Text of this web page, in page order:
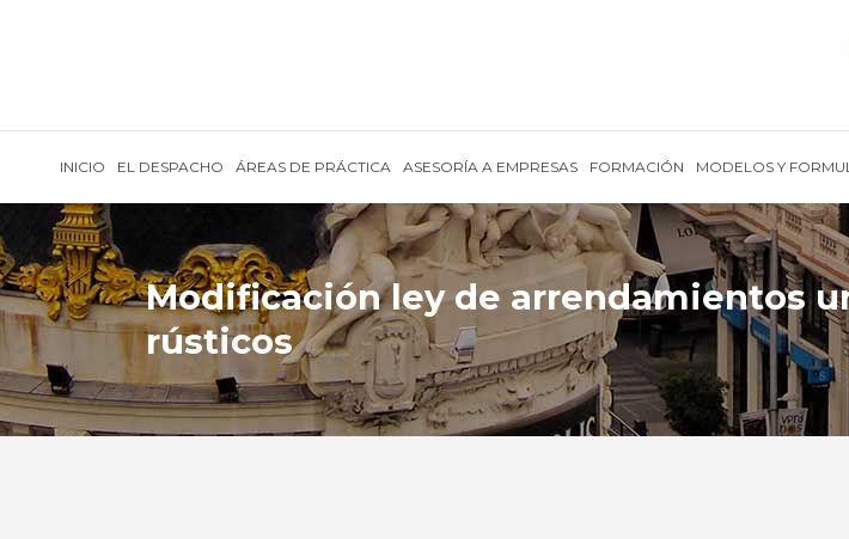
INICIO EL DESPACHO ÁREAS DE PRÁCTICA ASESORÍA A EMPRESAS FORMACIÓN MODELOS Y
Modificación ley de arrendamientos
rústicos